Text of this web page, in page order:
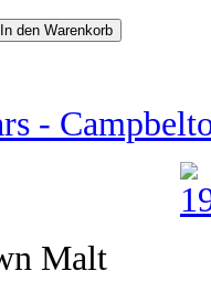
-
Malt